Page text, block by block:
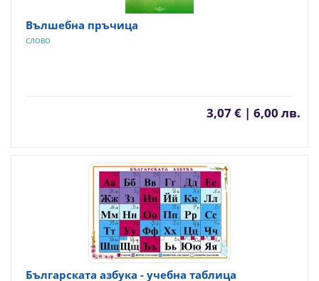
Вълшебна пръчица
СЛОВО
3,07 € | 6,00 лв.
Българската азбука - учебна таблица